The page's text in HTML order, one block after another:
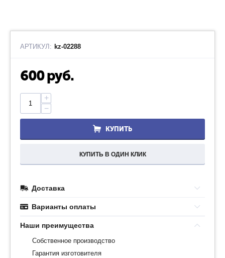
АРТИКУЛ: kz-02288
600руб.
+
−
КУПИТЬ
КУПИТЬ В ОДИН КЛИК
Доставка
Варианты оплаты
Наши преимущества
Собственное производство
Гарантия изготовителя